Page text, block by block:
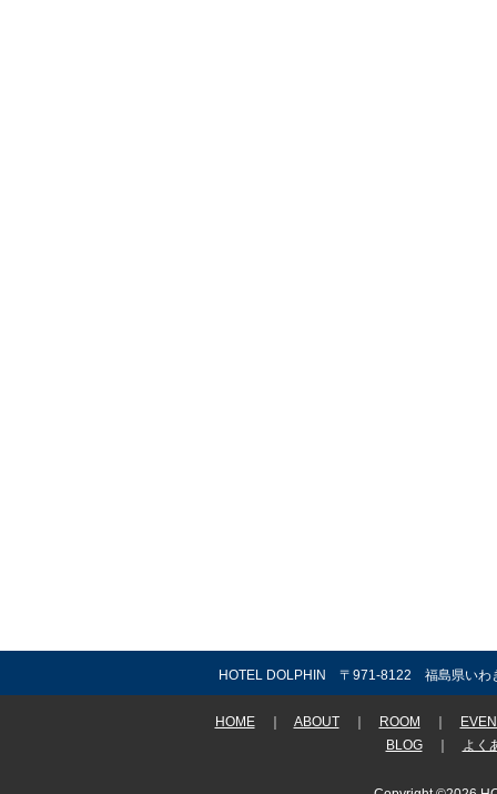
HOTEL DOLPHIN 〒971-8122 福島県いわ
HOME｜ ABOUT｜ ROOM
BLOG｜ よく